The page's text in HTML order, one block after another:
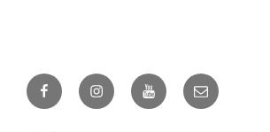
FacebookInstagramYouTubeSähköposti
Näin saat meihin yhteyden:
Soita ja tilaa.